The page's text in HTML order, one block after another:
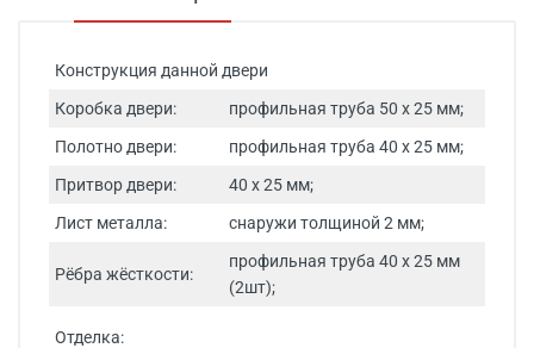
Конструкция данной двери
Коробка двери:
профильная труба 50 х 25 мм;
Полотно двери:
профильная труба 40 х 25 мм;
Притвор двери:
40 х 25 мм;
Лист металла:
снаружи толщиной 2 мм;
Рёбра жёсткости:
профильная труба 40 х 25 мм
(2шт);
Отделка: